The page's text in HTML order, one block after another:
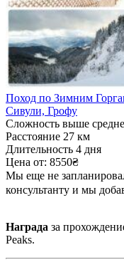
Поход по Зимним
Сивули, Грофу
Сложность выше
Расстояние 27 км
Длительность 4 дня
Цена от: 8550₴
Мы еще не
консультанту и мы
Награда за
Peaks.